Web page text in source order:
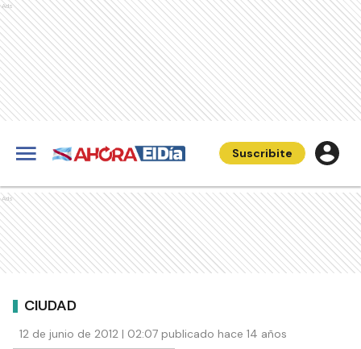
Ads
Suscribite
Ads
CIUDAD
12 de junio de 2012 | 02:07 publicado hace 14 años